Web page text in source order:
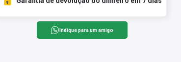
Indique para um amigo